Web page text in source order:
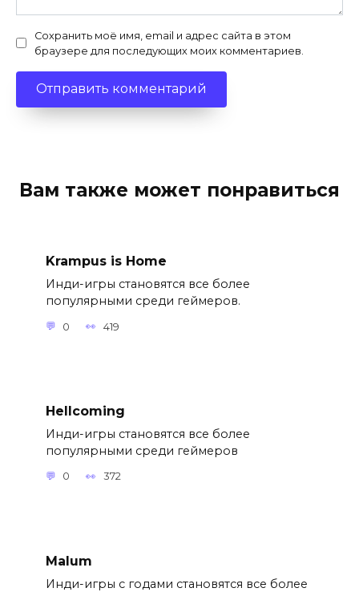
Сохранить моё имя, email и адрес сайта в этом
браузере для последующих моих комментариев.
Вам также может понравиться
Krampus is Home
Инди-игры становятся все более
популярными среди геймеров.
0 419
Hellcoming
Инди-игры становятся все более
популярными среди геймеров
0 372
Malum
Инди-игры с годами становятся все более